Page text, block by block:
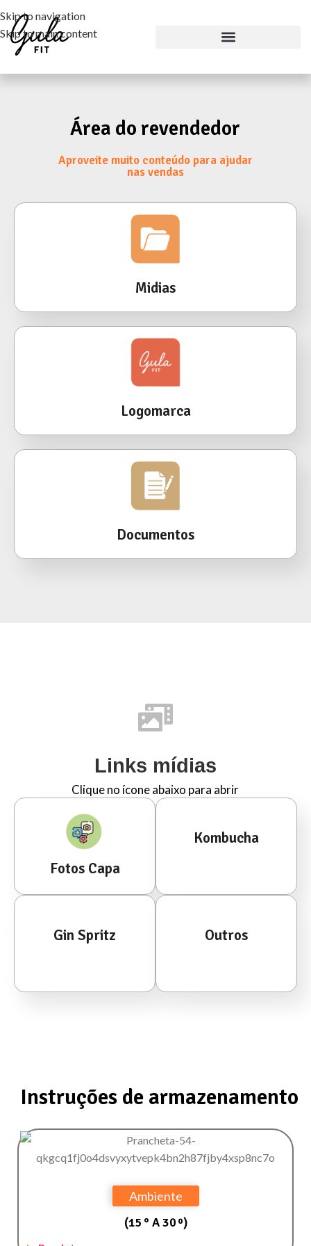
Skip to navigation
Skip to main content
Área do revendedor
Aproveite muito conteúdo para ajudar
nas vendas
Midias
Logomarca
Documentos
Links mídias
Clique no ícone abaixo para abrir
Fotos Capa
Kombucha
Gin Spritz Outros
Instruções de armazenamento
Ambiente
(15 ° A 30 º)